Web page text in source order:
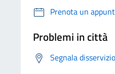
Prenota un
Problemi in città
Segnala disservizio